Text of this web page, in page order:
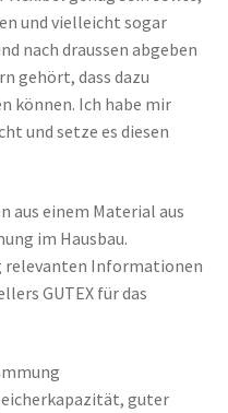
und vielleicht sogar
nach draussen abgeben
gehört, dass dazu
können. Ich habe mir
und setze es diesen
aus einem Material aus
im Hausbau.
relevanten Informationen
GUTEX für das
guter